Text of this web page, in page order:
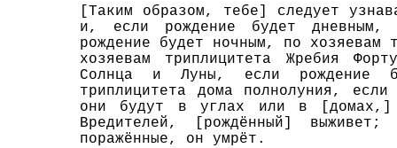
[Таким образом, тебе] следует
и, если рождение будет дневным,
рождение будет ночным, по
хозяевам триплицитета Жребия
Солнца и Луны, если рождение
триплицитета дома полнолуния,
они будут в углах или в [домах,]
Вредителей, [рождённый]
поражённые, он умрёт.